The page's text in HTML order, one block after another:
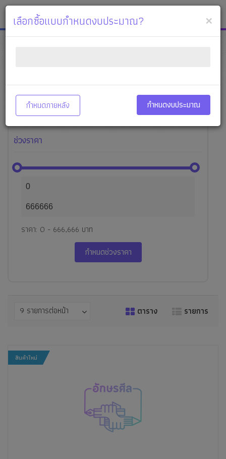
หจก.อักษรศีล เมนู
แสดงทั้งหมด 25,591
กลุ่มสินค้าตัด เจาะ 77
ช่วงราคา
ราคา: 0 - 666,666 บาท
กำหนดช่วงราคา
9 รายการต่อหน้า ตาราง รายการ
สินค้าใหม่
เลือกซื้อแบบกำหนดงบประมาณ? ×
กำหนดภายหลัง กำหนดงบประมาณ